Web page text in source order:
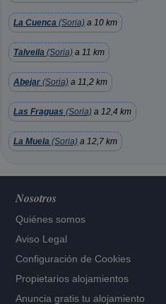
La Cuenca (Soria) a 10 km
Talveila (Soria) a 11 km
Abejar (Soria) a 11,2 km
Las Fraguas (Soria) a 12,4 km
La Muela (Soria) a 12,7 km
Nosotros
Quiénes somos
Aviso Legal
Configuración de Cookies
Propietarios alojamientos
Anuncia gratis tu alojamiento